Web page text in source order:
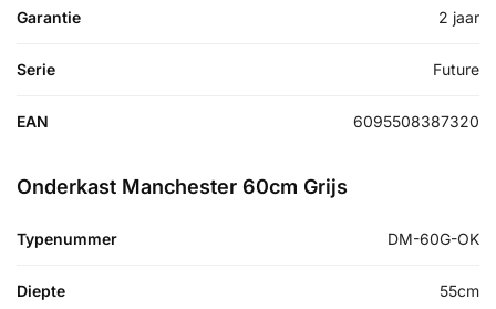
Garantie 2 jaar
Serie Future
EAN 6095508387320
Onderkast Manchester 60cm Grijs
Typenummer DM-60G-OK
Diepte 55cm